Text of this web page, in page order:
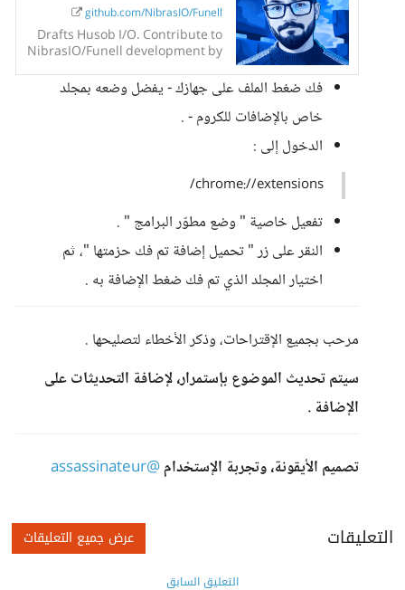
github.com/NibrasIO/Funell
Drafts Husob I/O. Contribute to
NibrasIO/Funell development by
creating an account on GitHub.
فك ضغط الملف على جهازك - يفضل وضعه بمجلد
خاص بالإضافات للكروم - .
الدخول إلى :
chrome://extensions/
تفعيل خاصية " وضع مطوّر البرامج " .
النقر على زر " تحميل إضافة تم فك حزمتها "، ثم
اختيار المجلد الذي تم فك ضغط الإضافة به .
مرحب بجميع الإقتراحات، وذكر الأخطاء لتصليحها .
سيتم تحديث الموضوع بإستمرار، لإضافة التحديثات على
الإضافة .
تصميم الأيقونة، وتجربة الإستخدام@assassinateur
التعليقات عرض جميع التعليقات
التعليق السابق